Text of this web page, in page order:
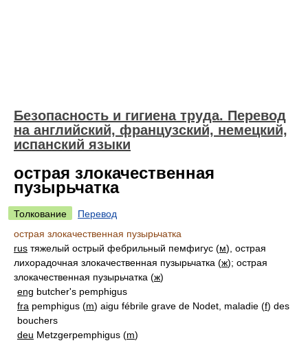
Безопасность и гигиена труда. Перевод
на английский, французский, немецкий,
испанский языки
острая злокачественная
пузырьчатка
Толкование
Перевод
острая злокачественная пузырьчатка
rus тяжелый острый фебрильный пемфигус (м), острая
лихорадочная злокачественная пузырьчатка (ж); острая
злокачественная пузырьчатка (ж)
eng butcher's pemphigus
fra pemphigus (m) aigu fébrile grave de Nodet, maladie (f) des
bouchers
deu Metzgerpemphigus (m)